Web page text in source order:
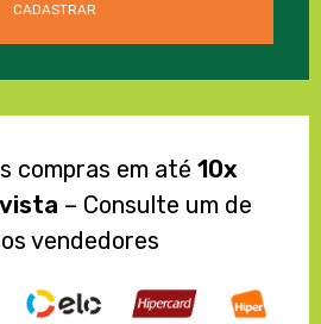
compras em até 10x
– Consulte um de
vendedores